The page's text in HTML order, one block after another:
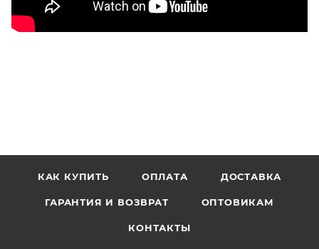
КАК КУПИТЬ ОПЛАТА ДОСТАВКА
ГАРАНТИЯ И ВОЗВРАТ ОПТОВИКАМ
КОНТАКТЫ